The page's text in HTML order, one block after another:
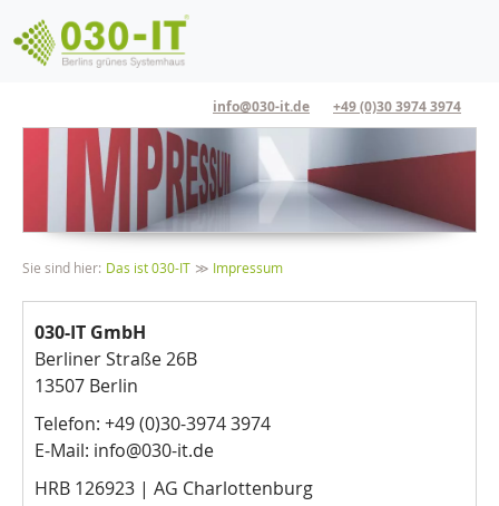
info@030-it.de +49 (0)30 3974 3974
Pfadnavigation
Sie sind hier: Das ist 030-IT Impressum
030-IT GmbH
Berliner Straße 26B
13507 Berlin
Telefon: +49 (0)30-3974 3974
E-Mail: info@030-it.de
HRB 126923 | AG Charlottenburg